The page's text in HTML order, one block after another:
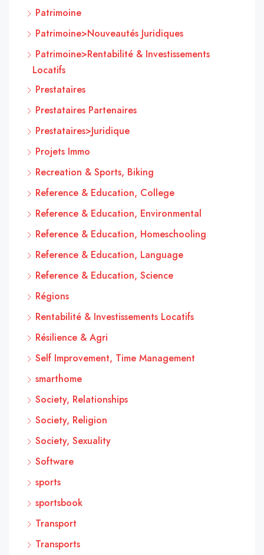
Patrimoine
Patrimoine>Nouveautés Juridiques
Patrimoine>Rentabilité & Investissements
Locatifs
Prestataires
Prestataires Partenaires
Prestataires>Juridique
Projets Immo
Recreation & Sports, Biking
Reference & Education, College
Reference & Education, Environmental
Reference & Education, Homeschooling
Reference & Education, Language
Reference & Education, Science
Régions
Rentabilité & Investissements Locatifs
Résilience & Agri
Self Improvement, Time Management
smarthome
Society, Relationships
Society, Religion
Society, Sexuality
Software
sports
sportsbook
Transport
Transports